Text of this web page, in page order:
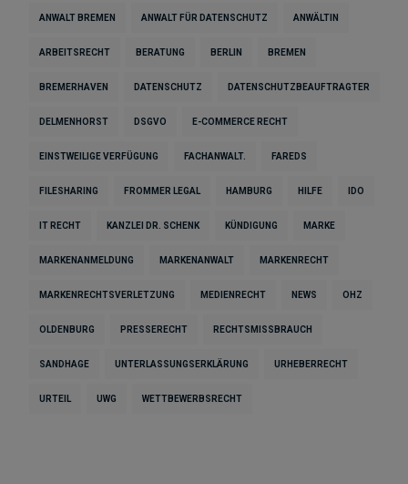
ANWALT BREMEN ANWALT FÜR DATENSCHUTZ ANWÄLTIN
ARBEITSRECHT BERATUNG BERLIN BREMEN
BREMERHAVEN DATENSCHUTZ DATENSCHUTZBEAUFTRAGTER
DELMENHORST DSGVO E-COMMERCE RECHT
EINSTWEILIGE VERFÜGUNG FACHANWALT. FAREDS
FILESHARING FROMMER LEGAL HAMBURG HILFE IDO
IT RECHT KANZLEI DR. SCHENK KÜNDIGUNG MARKE
MARKENANMELDUNG MARKENANWALT MARKENRECHT
MARKENRECHTSVERLETZUNG MEDIENRECHT NEWS OHZ
OLDENBURG PRESSERECHT RECHTSMISSBRAUCH
SANDHAGE UNTERLASSUNGSERKLÄRUNG URHEBERRECHT
URTEIL UWG WETTBEWERBSRECHT